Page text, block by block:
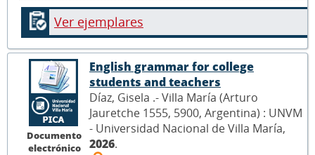
Ver ejemplares
Documento
electrónico
English grammar for college
students and teachers
Díaz, Gisela .- Villa María (Arturo
Jauretche 1555, 5900, Argentina) : UNVM
- Universidad Nacional de Villa María,
2026.